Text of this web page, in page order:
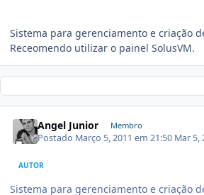
Sistema para gerenciamento e criação
Receomendo utilizar o painel SolusVM.
Angel Junior Membro
Postado Março 5, 2011 em 21:50 Mar 5,
AUTOR
Sistema para gerenciamento e criação